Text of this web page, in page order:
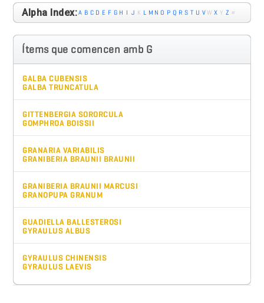
Alpha Index:A B C D E F G H I J K L M N O P Q R S T U VW X Y Z #
Ítems que comencen amb G
GALBA CUBENSIS
GALBA TRUNCATULA
GITTENBERGIA SORORCULA
GOMPHROA BOISSII
GRANARIA VARIABILIS
GRANIBERIA BRAUNII BRAUNII
GRANIBERIA BRAUNII MARCUSI
GRANOPUPA GRANUM
GUADIELLA BALLESTEROSI
GYRAULUS ALBUS
GYRAULUS CHINENSIS
GYRAULUS LAEVIS